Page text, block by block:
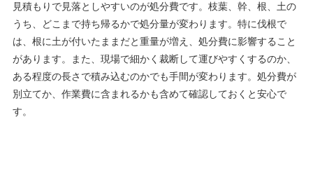
見積もりで見落としやすいのが処分費です。枝葉、幹、根、土の
うち、どこまで持ち帰るかで処分量が変わります。特に伐根で
は、根に土が付いたままだと重量が増え、処分費に影響すること
があります。また、現場で細かく裁断して運びやすくするのか、
ある程度の長さで積み込むのかでも手間が変わります。処分費が
別立てか、作業費に含まれるかも含めて確認しておくと安心で
す。